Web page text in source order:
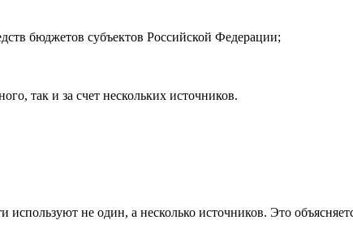
бюджетов субъектов Российской Федерации;
так и за счет нескольких источников.
не один, а несколько источников. Это